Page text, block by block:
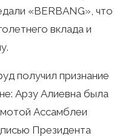
«BERBANG», что
вклада и
получил признание
Арзу Алиевна была
Ассамблеи
Президента